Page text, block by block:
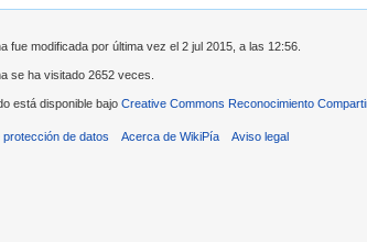
fue modificada por última vez el 2 jul 2015, a las 12:56.
se ha visitado 2652 veces.
está disponible bajo Creative Commons Reconocimiento
protección de datos Acerca de WikiPía Aviso legal